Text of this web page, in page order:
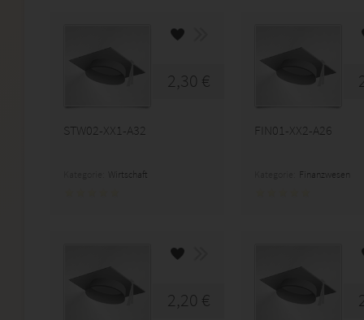
2,30 €
STW02-XX1-A32
Wirtschaft
FIN01-XX2-A26
Finanzwesen
2,20 €